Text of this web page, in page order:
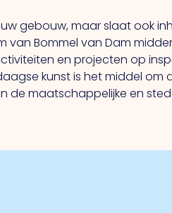
gebouw, maar slaat ook
van Bommel van Dam
en projecten op
kunst is het middel
de maatschappelijke en